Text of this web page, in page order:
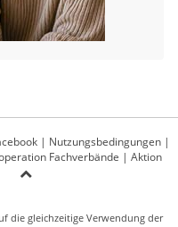
| Nutzungsbedingungen |
Fachverbände | Aktion
die gleichzeitige Verwendung der